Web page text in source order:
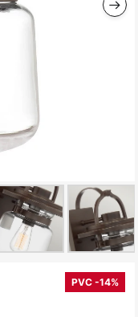
PVC -14%